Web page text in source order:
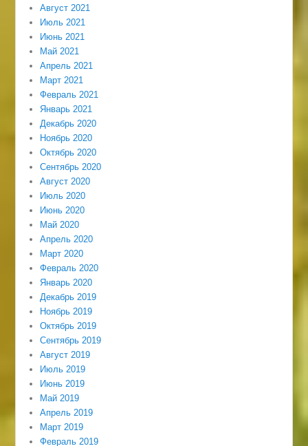
Август 2021
Июль 2021
Июнь 2021
Май 2021
Апрель 2021
Март 2021
Февраль 2021
Январь 2021
Декабрь 2020
Ноябрь 2020
Октябрь 2020
Сентябрь 2020
Август 2020
Июль 2020
Июнь 2020
Май 2020
Апрель 2020
Март 2020
Февраль 2020
Январь 2020
Декабрь 2019
Ноябрь 2019
Октябрь 2019
Сентябрь 2019
Август 2019
Июль 2019
Июнь 2019
Май 2019
Апрель 2019
Март 2019
Февраль 2019